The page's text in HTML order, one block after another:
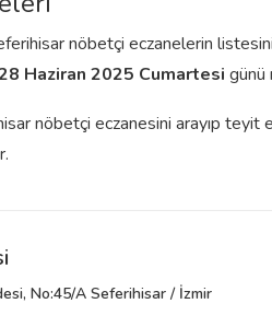
nöbetçi eczanelerin
Haziran 2025 Cumartesi günü
nöbetçi eczanesini arayıp
No:45/A Seferihisar / İzmir